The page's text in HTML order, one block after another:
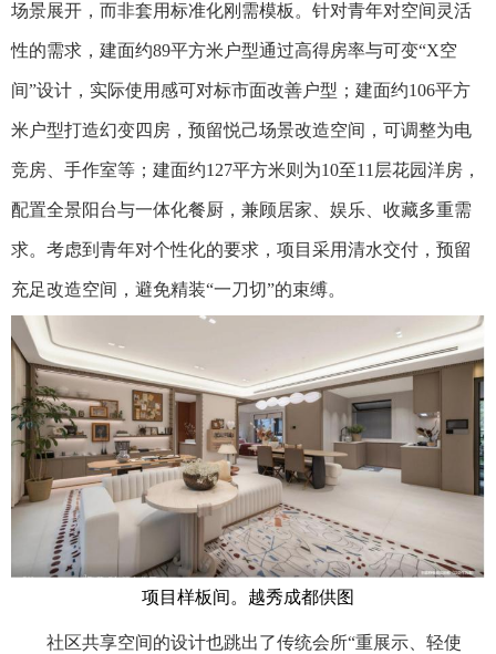
场景展开，而非套用标准化刚需模板。针对青年对空间灵活
性的需求，建面约89平方米户型通过高得房率与可变“X空
间”设计，实际使用感可对标市面改善户型；建面约106平方
米户型打造幻变四房，预留悦己场景改造空间，可调整为电
竞房、手作室等；建面约127平方米则为10至11层花园洋房，
配置全景阳台与一体化餐厨，兼顾居家、娱乐、收藏多重需
求。考虑到青年对个性化的要求，项目采用清水交付，预留
充足改造空间，避免精装“一刀切”的束缚。
项目样板间。越秀成都供图
社区共享空间的设计也跳出了传统会所“重展示、轻使